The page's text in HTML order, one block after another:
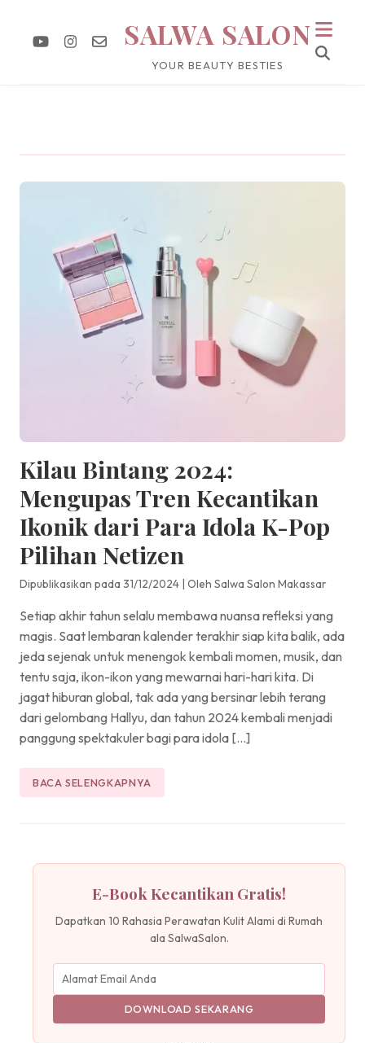
SALWA SALON
YOUR BEAUTY BESTIES
Kilau Bintang 2024:
Mengupas Tren Kecantikan
Ikonik dari Para Idola K-Pop
Pilihan Netizen
Dipublikasikan pada 31/12/2024 | Oleh Salwa Salon Makassar
Setiap akhir tahun selalu membawa nuansa refleksi yang
magis. Saat lembaran kalender terakhir siap kita balik, ada
jeda sejenak untuk menengok kembali momen, musik, dan
tentu saja, ikon-ikon yang mewarnai hari-hari kita. Di
jagat hiburan global, tak ada yang bersinar lebih terang
dari gelombang Hallyu, dan tahun 2024 kembali menjadi
panggung spektakuler bagi para idola […]
BACA SELENGKAPNYA
E-Book Kecantikan Gratis!
Dapatkan 10 Rahasia Perawatan Kulit Alami di Rumah
ala SalwaSalon.
DOWNLOAD SEKARANG